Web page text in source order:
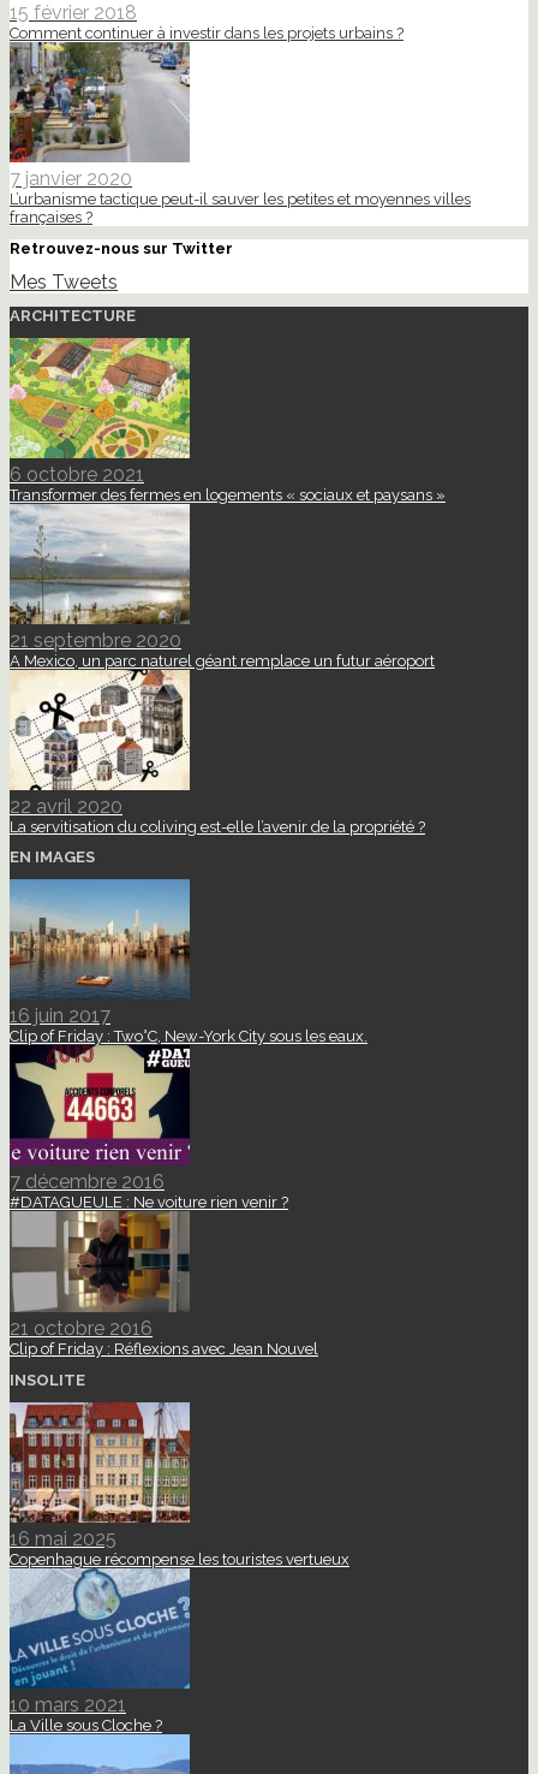
15 février 2018
Comment continuer à investir dans les projets urbains ?
7 janvier 2020
L’urbanisme tactique peut-il sauver les petites et moyennes villes
françaises ?
Retrouvez-nous sur Twitter
Mes Tweets
ARCHITECTURE
6 octobre 2021
Transformer des fermes en logements « sociaux et paysans »
21 septembre 2020
A Mexico, un parc naturel géant remplace un futur aéroport
22 avril 2020
La servitisation du coliving est-elle l’avenir de la propriété ?
EN IMAGES
16 juin 2017
Clip of Friday : Two°C, New-York City sous les eaux.
7 décembre 2016
#DATAGUEULE : Ne voiture rien venir ?
21 octobre 2016
Clip of Friday : Réflexions avec Jean Nouvel
INSOLITE
16 mai 2025
Copenhague récompense les touristes vertueux
10 mars 2021
La Ville sous Cloche ?